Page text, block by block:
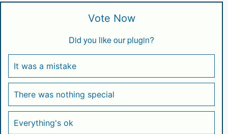
Vote Now
Did you like our plugin?
It was a mistake
There was nothing special
Everything's ok